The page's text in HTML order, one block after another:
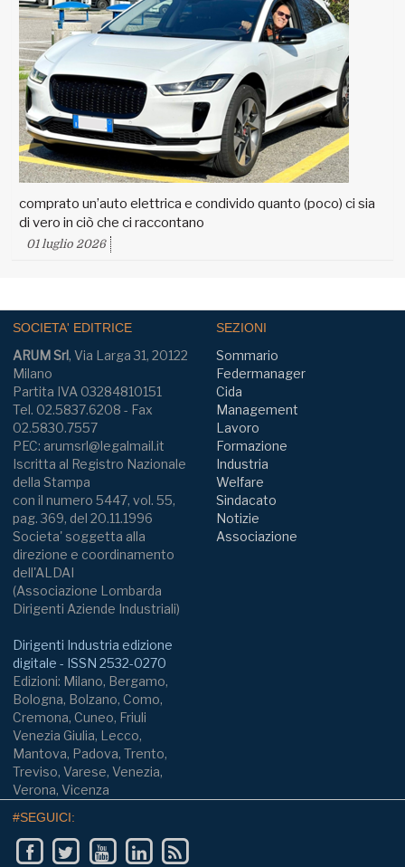
comprato un’auto elettrica e condivido quanto (poco) ci sia
di vero in ciò che ci raccontano
01 luglio 2026
SOCIETA' EDITRICE
ARUM Srl, Via Larga 31, 20122
Milano
Partita IVA 03284810151
Tel. 02.5837.6208 - Fax
02.5830.7557
PEC: arumsrl@legalmail.it
Iscritta al Registro Nazionale
della Stampa
con il numero 5447, vol. 55,
pag. 369, del 20.11.1996
Societa' soggetta alla
direzione e coordinamento
dell'ALDAI
(Associazione Lombarda
Dirigenti Aziende Industriali)
Dirigenti Industria edizione
digitale - ISSN 2532-0270
Edizioni: Milano, Bergamo,
Bologna, Bolzano, Como,
Cremona, Cuneo, Friuli
Venezia Giulia, Lecco,
Mantova, Padova, Trento,
Treviso, Varese, Venezia,
Verona, Vicenza
SEZIONI
Sommario
Federmanager
Cida
Management
Lavoro
Formazione
Industria
Welfare
Sindacato
Notizie
Associazione
#SEGUICI: